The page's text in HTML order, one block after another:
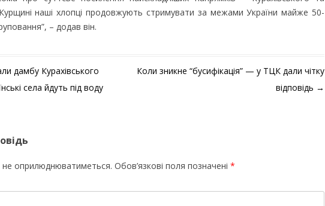
наші хлопці продовжують стримувати за межами України майже 50-
– додав він.
дамбу Курахівського
села йдуть під воду
Коли зникне “бусифікація” — у ТЦК дали чітку
відповідь →
оприлюднюватиметься. Обов’язкові поля позначені *